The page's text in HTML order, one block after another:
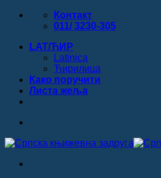
Прескочи
Контакт
011/ 3230-305
LAT/ЋИР
Latinica
Ћирилица
Како поручити
Листa жеља